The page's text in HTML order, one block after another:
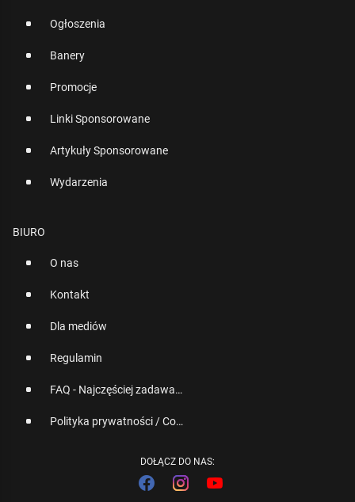
Ogłoszenia
Banery
Promocje
Linki Sponsorowane
Artykuły Sponsorowane
Wydarzenia
BIURO
O nas
Kontakt
Dla mediów
Regulamin
FAQ - Najczęściej zadawane pytania
Polityka prywatności / Cookies
DOŁĄCZ DO NAS: